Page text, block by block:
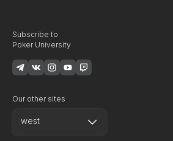
Subscribe to
Poker University
Our other sites
west